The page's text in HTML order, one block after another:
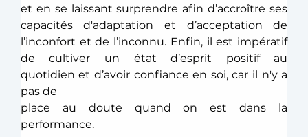
et en se laissant surprendre afin d’accroître ses
capacités d'adaptation et d’acceptation de
l’inconfort et de l’inconnu. Enfin, il est impératif
de cultiver un état d’esprit positif au
quotidien et d’avoir confiance en soi, car il n'y a
pas de
place au doute quand on est dans la
performance.